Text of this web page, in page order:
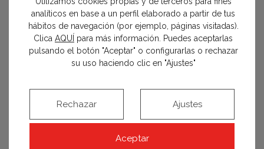
analíticos en base a un perfil elaborado a partir de tus
hábitos de navegación (por ejemplo, páginas visitadas).
Clica AQUÍ para más información. Puedes aceptarlas
pulsando el botón "Aceptar" o configurarlas o rechazar
su uso haciendo clic en "Ajustes"
Aceptar
Rechazar Ajustes